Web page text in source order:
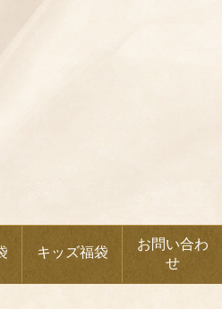
キッズ福袋
お問い合わ
せ